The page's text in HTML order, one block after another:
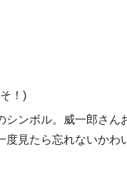
！)
ンボル。威一郎さん
見たら忘れないかわ